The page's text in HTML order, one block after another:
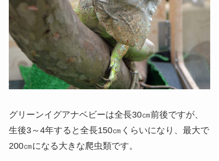
グリーンイグアナベビーは全長30㎝前後ですが、
生後3～4年すると全長150㎝くらいになり、最大で
200㎝になる大きな爬虫類です。